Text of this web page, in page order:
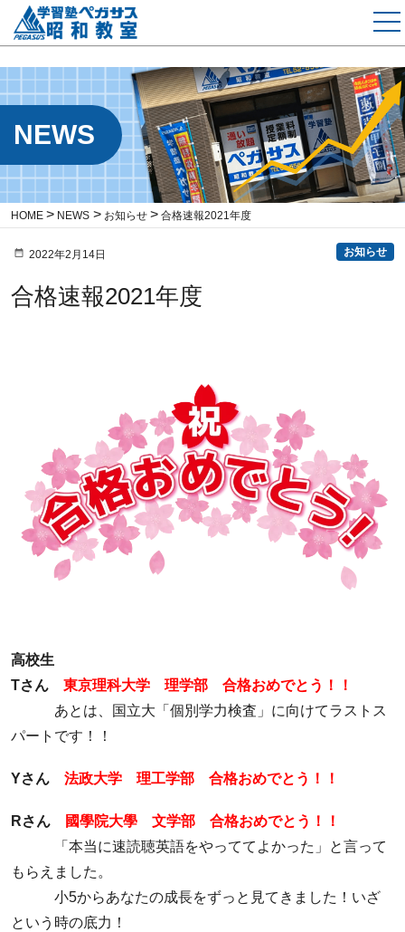
NEWS
HOME NEWS お知らせ 合格速報2021年度
2022年2月14日 お知らせ
合格速報2021年度
高校生
Tさん 東京理科大学 理学部 合格おめでとう！！
あとは、国立大「個別学力検査」に向けてラストス
パートです！！
Yさん 法政大学 理工学部 合格おめでとう！！
Rさん
國學院大學 文学部 合格おめでとう！！
「本当に速読聴英語をやっててよかった」と言って
もらえました。
小5からあなたの成長をずっと見てきました！いざ
という時の底力！